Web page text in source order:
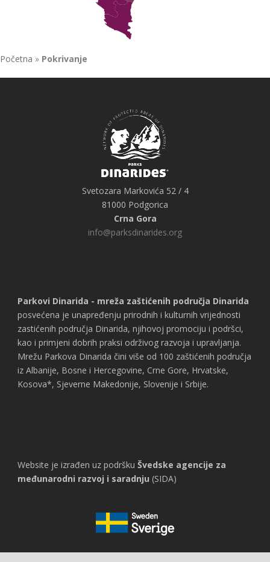
Početna » Pokrivanje
Svetozara Markovića 52 / 4
81000 Podgorica
Crna Gora
info@parksdinarides.org
Parkovi Dinarida - mreža zaštićenih područja Dinarida
posvećena je unapređenju prirodnih i kulturnih vrijednosti
zastićenih područja Dinarida, njihovoj promociju i podršci,
kao i primjeni dobrih praksi održivog razvoja i upravljanja.
Mrežu Parkova Dinarida čini više od 100 zaštićenih područja
iz Albanije, Bosne i Hercegovine, Crne Gore, Hrvatske,
Kosova*, Sjeverne Makedonije, Slovenije i Srbije.
Website je izrađen uz podršku Švedske agencije za
međunarodni razvoj i saradnju (SIDA)